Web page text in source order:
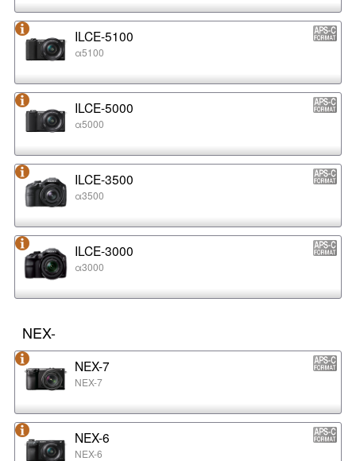
ILCE-5100
α5100
ILCE-5000
α5000
ILCE-3500
α3500
ILCE-3000
α3000
NEX-
NEX-7
NEX-7
NEX-6
NEX-6